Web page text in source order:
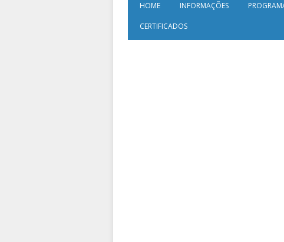
HOME INFORMAÇÕES
CERTIFICADOS